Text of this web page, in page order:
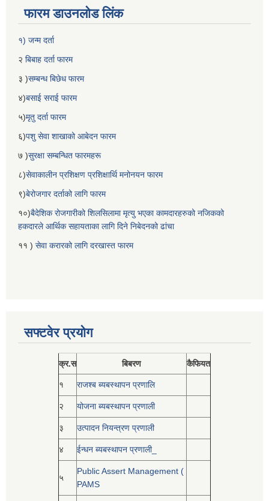
फारम डाउनलोड लिंक
१) जन्म दर्ता
२ बिबाह दर्ता फारम
३ )सम्बन्ध बिछेध फारम
४)बसाई सराई फारम
५)मृतु दर्ता फारम
६)पशु सेवा शाखाको आबेदन फारम
७ )सुरक्षा सम्बन्धित फारमहरू
८)सेवाकालीन प्रशिक्षण प्रशिक्षार्थि मनोनयन फारम
९)बेरोजगार दर्ताको लागि फारम
१०)बैदेशिक रोजगारीको शिलसिलामा मृत्यु भएका कामदारहरुको नजिकको
हकदारले आर्थिक सहायताका लागि दिने निबेदनको ढांचा
११ ) सेवा करारको लागि दरखास्त फारम
सफ्टवेर प्रयोग
क्र.स बिबरण कैफियत
१ राजश्ब ब्यबस्थापन प्रणालि
२ योजना ब्यबस्थापन प्रणाली
३ उत्पादन नियन्त्रण प्रणाली
४ ईन्धन ब्यबस्थापन प्रणाली_
५
Public Assert Management (
PAMS